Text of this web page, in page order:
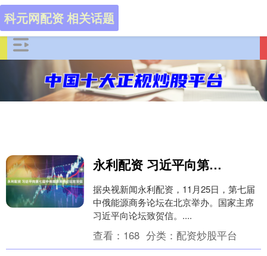
科元网配资 相关话题
永利配资 习近平向第七届中俄能源商务论坛致贺信
据央视新闻永利配资，11月25日，第七届
中俄能源商务论坛在北京举办。国家主席
习近平向论坛致贺信。....
查看： 168 分类： 配资炒股平台